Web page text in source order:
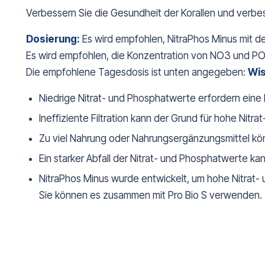
Verbessern Sie die Gesundheit der Korallen und
Dosierung: Es wird empfohlen, NitraPhos Minus mit
Es wird empfohlen, die Konzentration von NO3 und
Die empfohlene Tagesdosis ist unten angegeben:
Niedrige Nitrat- und Phosphatwerte erfordern eine
Ineffiziente Filtration kann der Grund für hohe
Zu viel Nahrung oder Nahrungsergänzungsmittel
Ein starker Abfall der Nitrat- und Phosphatwerte
NitraPhos Minus wurde entwickelt, um hohe
Sie können es zusammen mit Pro Bio S